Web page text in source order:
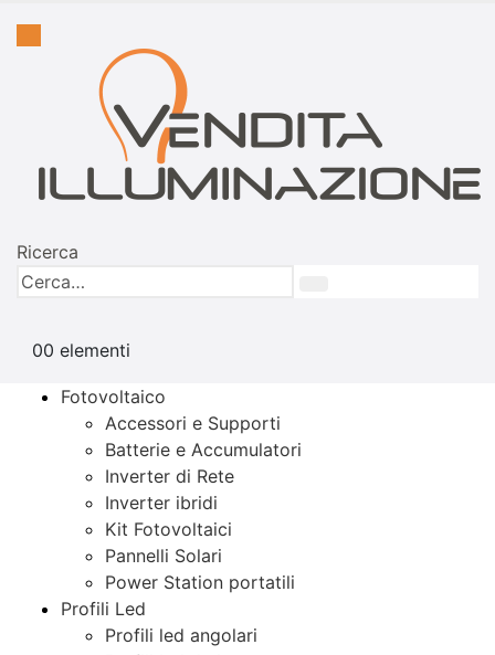
Ricerca
00 elementi
Fotovoltaico
Accessori e Supporti
Batterie e Accumulatori
Inverter di Rete
Inverter ibridi
Kit Fotovoltaici
Pannelli Solari
Power Station portatili
Profili Led
Profili led angolari